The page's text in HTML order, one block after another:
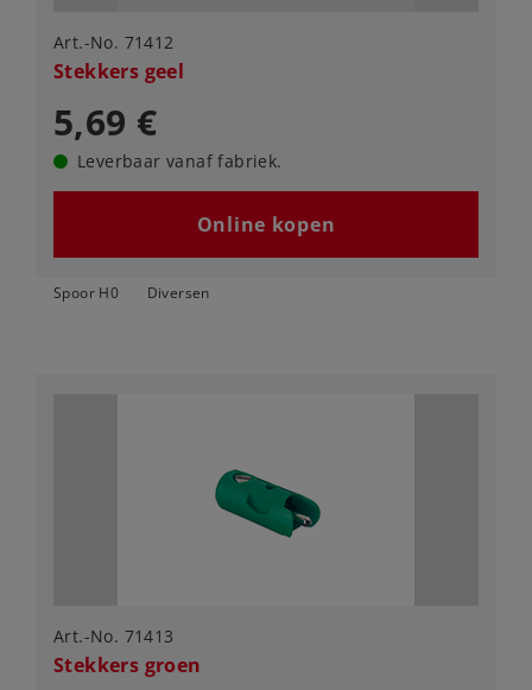
Art.-No. 71412
Stekkers geel
5,69 €
Leverbaar vanaf fabriek.
Online kopen
Spoor H0 Diversen
Art.-No. 71413
Stekkers groen